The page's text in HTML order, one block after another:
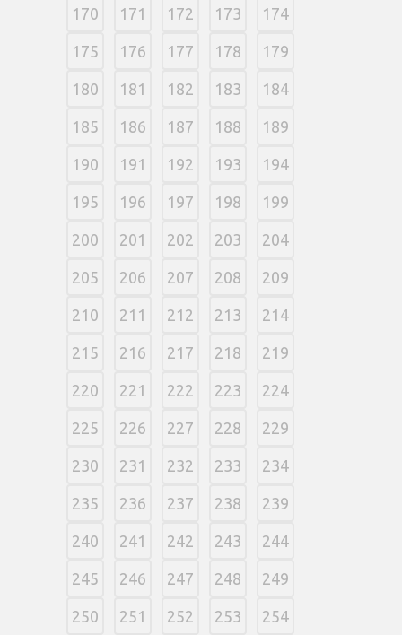
170 171 172 173 174
175 176 177 178 179
180 181 182 183 184
185 186 187 188 189
190 191 192 193 194
195 196 197 198 199
200 201 202 203 204
205 206 207 208 209
210 211 212 213 214
215 216 217 218 219
220 221 222 223 224
225 226 227 228 229
230 231 232 233 234
235 236 237 238 239
240 241 242 243 244
245 246 247 248 249
250 251 252 253 254